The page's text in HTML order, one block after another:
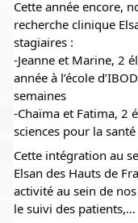
Cette année encore,
recherche clinique
stagiaires :
-Jeanne et Marine, 2
année à l’école
semaines
-Chaïma et Fatima, 2
sciences pour la
Cette intégration au
Elsan des Hauts de
activité au sein de
le suivi des patients,…